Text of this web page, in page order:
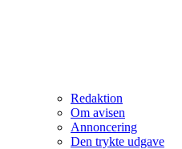
Redaktion
Om avisen
Annoncering
Den trykte udgave